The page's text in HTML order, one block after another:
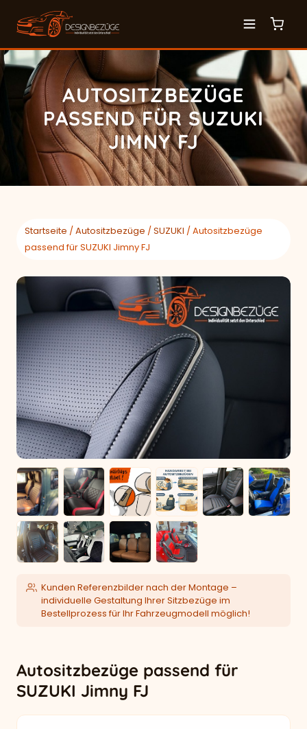
AUTOSITZBEZÜGE
PASSEND FÜR SUZUKI
JIMNY FJ
Startseite /Autositzbezüge /SUZUKI / Autositzbezüge
passend für SUZUKI Jimny FJ
Kunden Referenzbilder nach der Montage –
individuelle Gestaltung Ihrer Sitzbezüge im
Bestellprozess für Ihr Fahrzeugmodell möglich!
Autositzbezüge passend für
SUZUKI Jimny FJ